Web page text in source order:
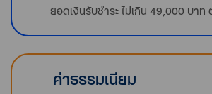
ยอดเงินรับชำระ ไม่เกิน 49,000 บาท
ค่าธรรมเนียม